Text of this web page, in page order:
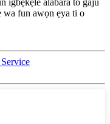
igbẹkẹle alabara to gaju
wa fun awọn ẹya ti o